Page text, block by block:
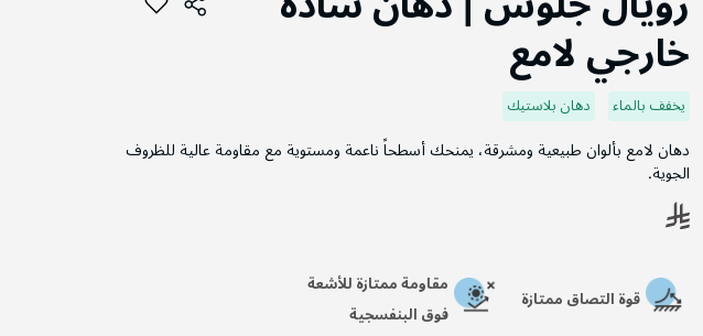
خارجي لامع
يخفف بالماء دهان بلاستيك
دهان لامع بألوان طبيعية ومشرقة، يمنحك أسطحاً ناعمة ومستوية مع مقاومة عالية للظروف
الجوية.
قوة التصاق ممتازة
مقاومة ممتازة للأشعة
فوق البنفسجية